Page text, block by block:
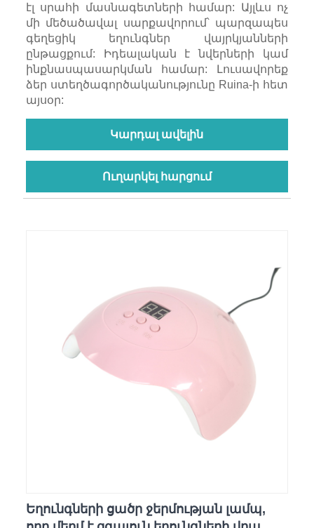
էլ սրահի մասնագետների համար: Այլևս ոչ
մի մեծածավալ սարքավորում՝ պարզապես
գեղեցիկ եղունգներ վայրկյանների
ընթացքում: Իդեալական է նվերների կամ
ինքնասպասարկման համար: Լուսավորեք
ձեր ստեղծագործականությունը Ruina-ի հետ
այսօր:
Կարդալ ավելին
Ուղարկել հարցում
Եղունգների ցածր ջերմության լամպ,